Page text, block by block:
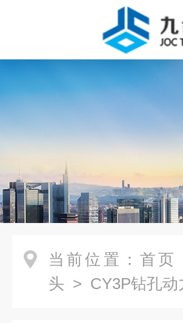
当前位置： 首页
头 > CY3P钻孔动